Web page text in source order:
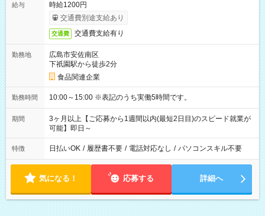
給与
時給1200円
交通費別途支給あり
交通費 交通費支給有り
勤務地
広島市安佐南区
下祇園駅から徒歩2分
食品関連企業
勤務時間 10:00～15:00 ※表記のうち実働5時間です。
期間
3ヶ月以上【ご応募から1週間以内(最短2日目)のスピード就業が
可能】即日～
特徴 日払いOK / 履歴書不要 / 電話対応なし / パソコンスキル不要
気になる！ 応募する 詳細へ